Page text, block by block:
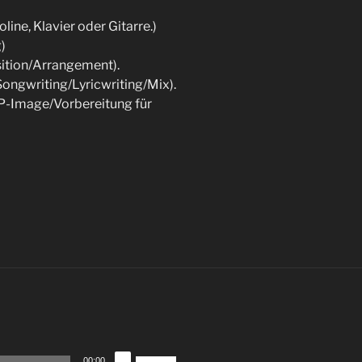
Klavier oder Gitarre.)
Arrangement).
Lyricwriting/Mix).
Image/Vorbereitung für